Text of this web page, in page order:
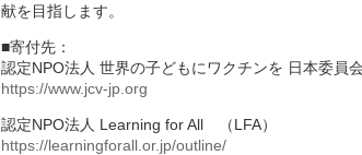
献を目指します。
■寄付先：
認定NPO法人 世界の子どもにワクチンを 日本委員会
https://www.jcv-jp.org
認定NPO法人 Learning for All （LFA）
https://learningforall.or.jp/outline/